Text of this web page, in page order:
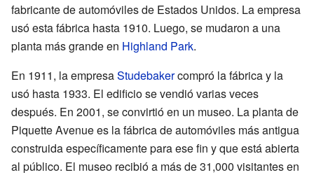
fabricante de automóviles de Estados Unidos. La empresa
usó esta fábrica hasta 1910. Luego, se mudaron a una
planta más grande en Highland Park.
En 1911, la empresaStudebakercompró la fábrica y la
usó hasta 1933. El edificio se vendió varias veces
después. En 2001, se convirtió en un museo. La planta de
Piquette Avenue es la fábrica de automóviles más antigua
construida específicamente para ese fin y que está abierta
al público. El museo recibió a más de 31,000 visitantes en